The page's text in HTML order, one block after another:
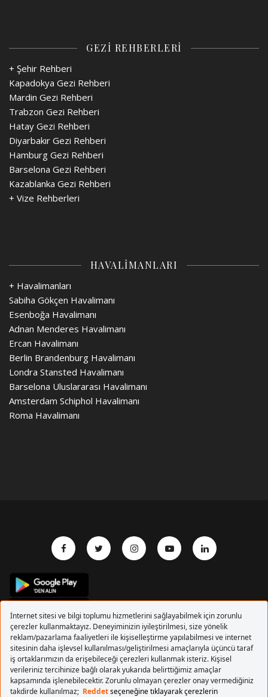
GEZİ REHBERLERİ
+ Şehir Rehberi
Kapadokya Gezi Rehberi
Mardin Gezi Rehberi
Trabzon Gezi Rehberi
Hatay Gezi Rehberi
Diyarbakır Gezi Rehberi
Hamburg Gezi Rehberi
Barselona Gezi Rehberi
Kazablanka Gezi Rehberi
+ Vize Rehberleri
HAVALİMANLARI
+ Havalimanları
Sabiha Gökçen Havalimanı
Esenboğa Havalimanı
Adnan Menderes Havalimanı
Ercan Havalimanı
Berlin Brandenburg Havalimanı
Londra Stansted Havalimanı
Barselona Uluslararası Havalimanı
Amsterdam Schiphol Havalimanı
Roma Havalimanı
Copyrights 2017 Pegasus Hava Yolları. Tüm hakları
saklıdır.